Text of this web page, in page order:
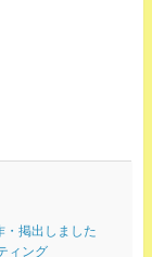
掲出しました
ィング